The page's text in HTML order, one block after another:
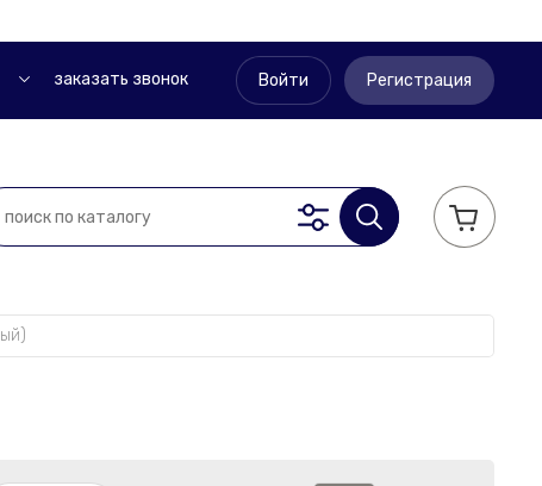
заказать звонок Войти Регистрация